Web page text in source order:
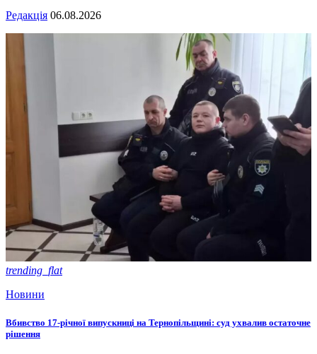
Редакція 06.08.2026
trending_flat
Новини
Вбивство 17-річної випускниці на Тернопільщині: суд ухвалив остаточне
рішення